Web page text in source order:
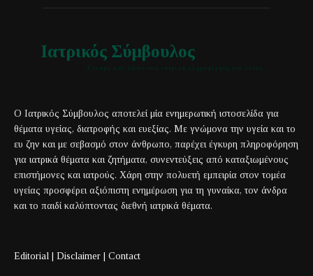
Ιατρικός Σύμβουλος
Ο Ιατρικός Σύμβουλος αποτελεί μία ενημερωτική ιστοσελίδα για
θέματα υγείας, διατροφής και ευεξίας. Με γνώμονα την υγεία και το
ευ ζην και με σεβασμό στον άνθρωπο, παρέχει έγκυρη πληροφόρηση
για ιατρικά θέματα και ζητήματα, συνεντεύξεις από καταξιωμένους
επιστήμονες και ιατρούς. Χάρη στην πολυετή εμπειρία στον τομέα
υγείας προσφέρει αξιόπιστη ενημέρωση για τη γυναίκα, τον άνδρα
και το παιδί καλύπτοντας διεθνή ιατρικά θέματα.
Editorial | Disclaimer | Contact